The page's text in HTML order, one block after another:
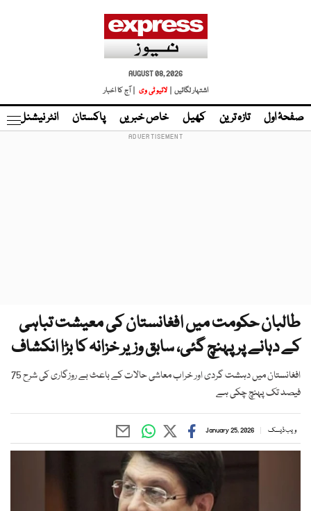
AUGUST 08, 2026
اشتہار لگائیں |
لائیو ٹی وی | آج کا اخبار
صفحۂ اول تازہ ترین کھیل خاص خبریں پاکستان انٹر نیشنل
طالبان حکومت میں افغانستان کی معیشت تباہی
کے دہانے پر پہنچ گئی، سابق وزیر خزانہ کا بڑا انکشاف
افغانستان میں دہشت گردی اور خراب معاشی حالات کے باعث بے روزگاری کی شرح 75
فیصد تک پہنچ چکی ہے
ویب ڈیسک January 25, 2026